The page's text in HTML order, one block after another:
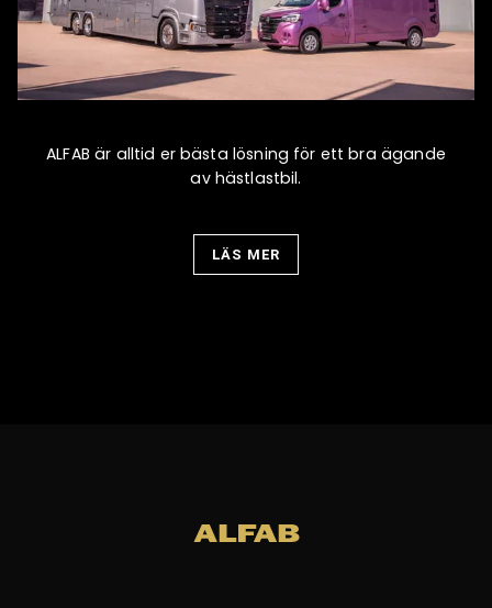
ALFAB är alltid er bästa lösning för ett bra ägande
av hästlastbil.
LÄS MER